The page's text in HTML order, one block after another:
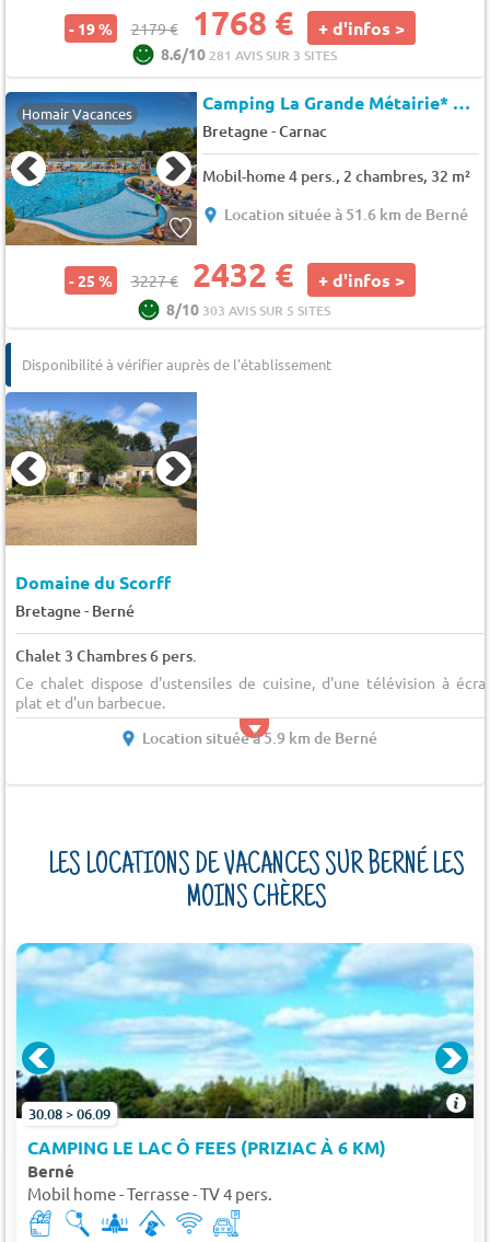
- 19 % 2179 € 1768 € + d'infos >
8.6/10 281 AVIS SUR 3 SITES
Homair Vacances Camping La Grande Métairie*
Bretagne-Carnac
Mobil-home 4 pers., 2 chambres, 32 m²
Location située à 51.6 km de Berné
- 25 % 3227 € 2432 € + d'infos >
8/10 303 AVIS SUR 5 SITES
Disponibilité à vérifier auprès de l'établissement
Domaine du Scorff
Bretagne- Berné
Chalet 3 Chambres 6 pers.
Ce chalet dispose d'ustensiles de cuisine, d'une télévision à
plat et d'un barbecue.
Location située à 5.9 km de Berné
LES LOCATIONS DE VACANCES SUR BERNÉ LES
MOINS CHÈRES
30.08 > 06.09
CAMPING LE LAC Ô FEES (PRIZIAC À 6 KM)
Berné
Mobil home - Terrasse - TV 4 pers.